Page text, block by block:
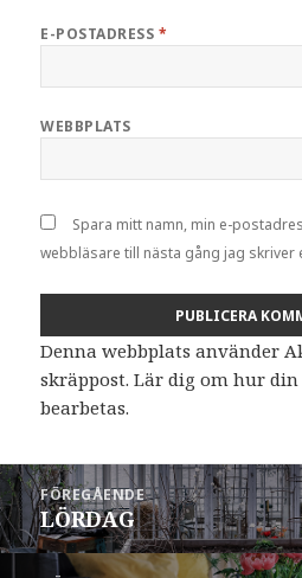
E-POSTADRESS *
WEBBPLATS
Spara mitt namn, min e-
webbläsare till nästa gång jag skriver
Denna webbplats använder
skräppost.Lär dig om hur
bearbetas.
Inläggsnavigering
FÖREGÅENDE
Föregående
inlägg:
LÖRDAG